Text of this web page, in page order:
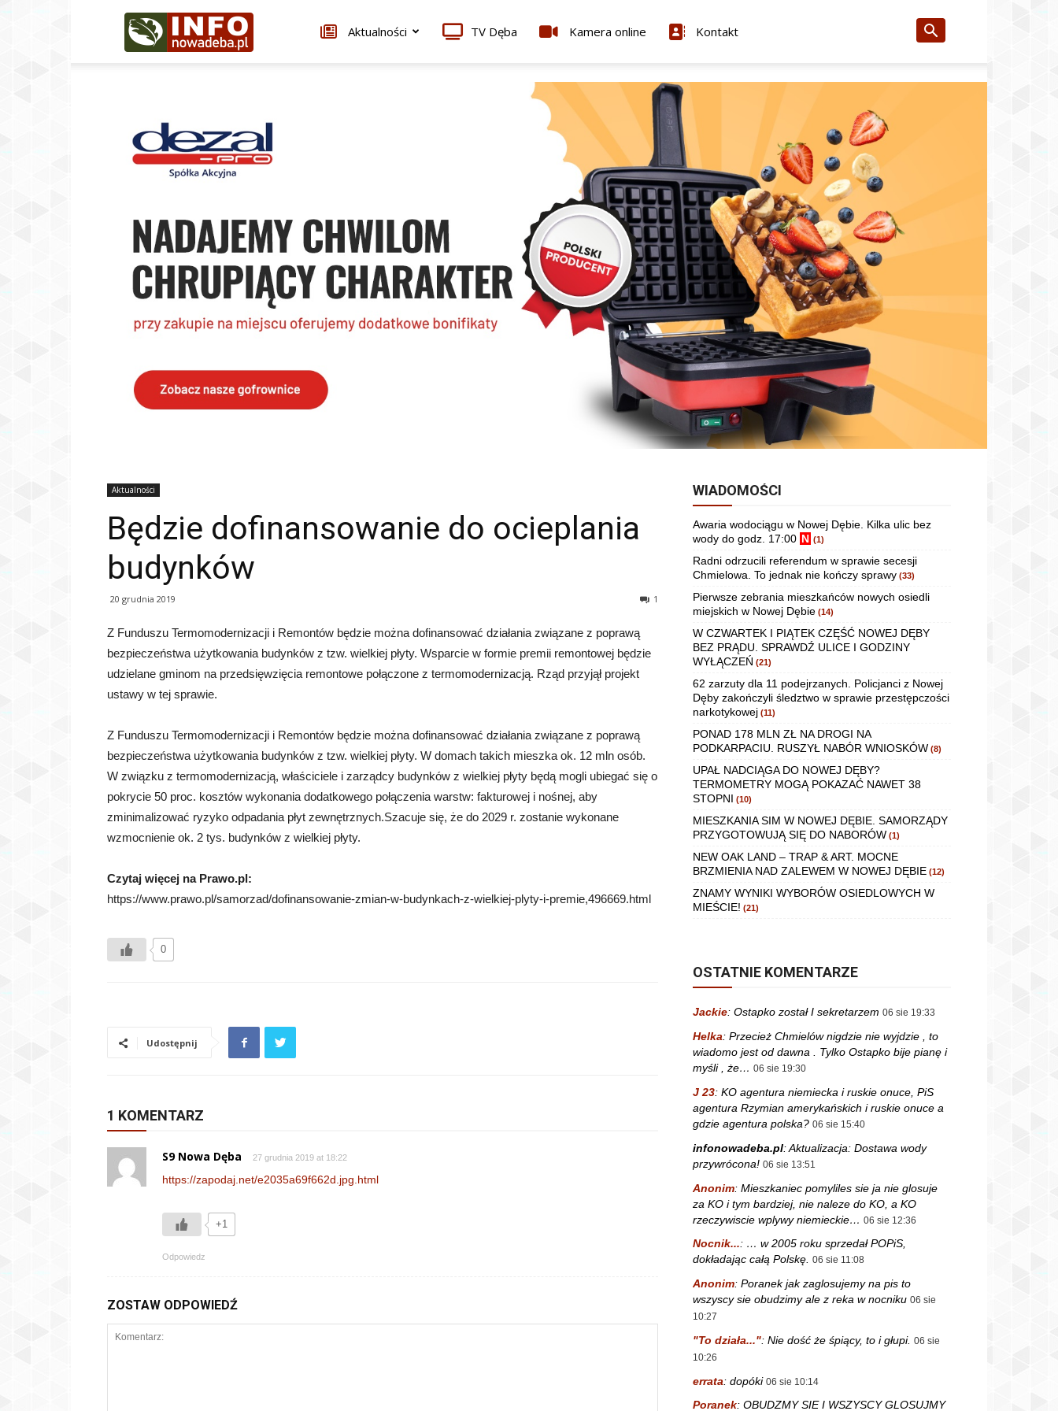
Infonowadeba.pl Aktualności TV Dęba Kamera online Kontakt
Aktualności
Będzie dofinansowanie do ocieplania
budynków
20 grudnia 2019 1
Z Funduszu Termomodernizacji i Remontów będzie można dofinansować działania związane z poprawą
bezpieczeństwa użytkowania budynków z tzw. wielkiej płyty. Wsparcie w formie premii remontowej będzie
udzielane gminom na przedsięwzięcia remontowe połączone z termomodernizacją. Rząd przyjął projekt
ustawy w tej sprawie.
Z Funduszu Termomodernizacji i Remontów będzie można dofinansować działania związane z poprawą
bezpieczeństwa użytkowania budynków z tzw. wielkiej płyty. W domach takich mieszka ok. 12 mln osób.
W związku z termomodernizacją, właściciele i zarządcy budynków z wielkiej płyty będą mogli ubiegać się o
pokrycie 50 proc. kosztów wykonania dodatkowego połączenia warstw: fakturowej i nośnej, aby
zminimalizować ryzyko odpadania płyt zewnętrznych.Szacuje się, że do 2029 r. zostanie wykonane
wzmocnienie ok. 2 tys. budynków z wielkiej płyty.
Czytaj więcej na Prawo.pl:
https://www.prawo.pl/samorzad/dofinansowanie-zmian-w-budynkach-z-wielkiej-plyty-i-premie,496669.html
0
Udostępnij
1 KOMENTARZ
S9 Nowa Dęba 27 grudnia 2019 at 18:22
https://zapodaj.net/e2035a69f662d.jpg.html
+1
Odpowiedz
ZOSTAW ODPOWIEDŹ
WIADOMOŚCI
Awaria wodociągu w Nowej Dębie. Kilka ulic bez
wody do godz. 17:00 N (1)
Radni odrzucili referendum w sprawie secesji
Chmielowa. To jednak nie kończy sprawy (33)
Pierwsze zebrania mieszkańców nowych osiedli
miejskich w Nowej Dębie (14)
W CZWARTEK I PIĄTEK CZĘŚĆ NOWEJ DĘBY
BEZ PRĄDU. SPRAWDŹ ULICE I GODZINY
WYŁĄCZEŃ (21)
62 zarzuty dla 11 podejrzanych. Policjanci z Nowej
Dęby zakończyli śledztwo w sprawie przestępczości
narkotykowej (11)
PONAD 178 MLN ZŁ NA DROGI NA
PODKARPACIU. RUSZYŁ NABÓR WNIOSKÓW (8)
UPAŁ NADCIĄGA DO NOWEJ DĘBY?
TERMOMETRY MOGĄ POKAZAĆ NAWET 38
STOPNI (10)
MIESZKANIA SIM W NOWEJ DĘBIE. SAMORZĄDY
PRZYGOTOWUJĄ SIĘ DO NABORÓW (1)
NEW OAK LAND – TRAP & ART. MOCNE
BRZMIENIA NAD ZALEWEM W NOWEJ DĘBIE (12)
ZNAMY WYNIKI WYBORÓW OSIEDLOWYCH W
MIEŚCIE! (21)
OSTATNIE KOMENTARZE
Jackie: Ostapko został I sekretarzem 06 sie 19:33
Helka: Przecież Chmielów nigdzie nie wyjdzie , to
wiadomo jest od dawna . Tylko Ostapko bije pianę i
myśli , że… 06 sie 19:30
J 23: KO agentura niemiecka i ruskie onuce, PiS
agentura Rzymian amerykańskich i ruskie onuce a
gdzie agentura polska? 06 sie 15:40
infonowadeba.pl:Aktualizacja: Dostawa wody
przywrócona! 06 sie 13:51
Anonim: Mieszkaniec pomyliles sie ja nie glosuje
za KO i tym bardziej, nie naleze do KO, a KO
rzeczywiscie wplywy niemieckie… 06 sie 12:36
Nocnik...: … w 2005 roku sprzedał POPiS,
dokładając całą Polskę. 06 sie 11:08
Anonim: Poranek jak zaglosujemy na pis to
wszyscy sie obudzimy ale z reka w nocniku 06 sie
10:27
"To działa...": Nie dość że śpiący, to i głupi. 06 sie
10:26
errata: dopóki 06 sie 10:14
Poranek: OBUDZMY SIE I WSZYSCY GLOSUJMY